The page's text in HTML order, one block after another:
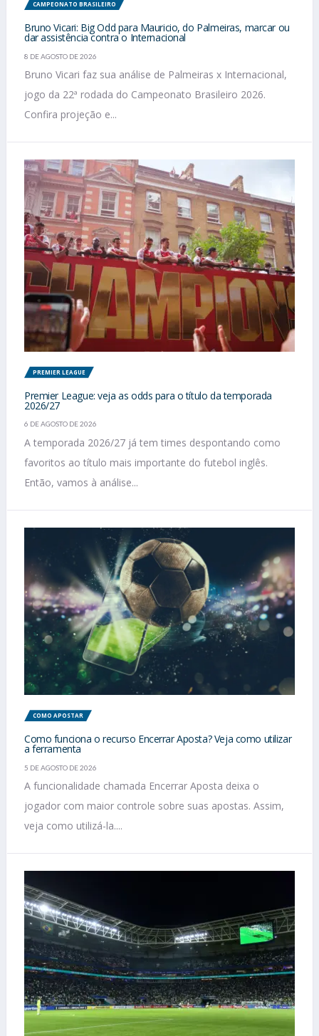
CAMPEONATO BRASILEIRO
Bruno Vicari: Big Odd para Mauricio, do Palmeiras, marcar ou
dar assistência contra o Internacional
8 DE AGOSTO DE 2026
Bruno Vicari faz sua análise de Palmeiras x Internacional,
jogo da 22ª rodada do Campeonato Brasileiro 2026.
Confira projeção e...
PREMIER LEAGUE
Premier League: veja as odds para o título da temporada
2026/27
6 DE AGOSTO DE 2026
A temporada 2026/27 já tem times despontando como
favoritos ao título mais importante do futebol inglês.
Então, vamos à análise...
COMO APOSTAR
Como funciona o recurso Encerrar Aposta? Veja como utilizar
a ferramenta
5 DE AGOSTO DE 2026
A funcionalidade chamada Encerrar Aposta deixa o
jogador com maior controle sobre suas apostas. Assim,
veja como utilizá-la....